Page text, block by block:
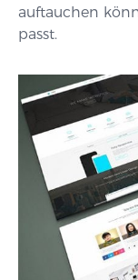
auftauchen
passt.